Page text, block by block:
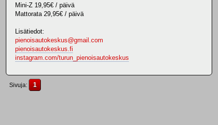
Mini-Z 19,95€ / päivä
Mattorata 29,95€ / päivä
Lisätiedot:
pienoisautokeskus@gmail.com
pienoisautokeskus.fi
instagram.com/turun_pienoisautokeskus
Sivuja 1